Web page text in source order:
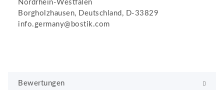
Nordrhein-Westfalen
Borgholzhausen, Deutschland, D-33829
info.germany@bostik.com
Bewertungen